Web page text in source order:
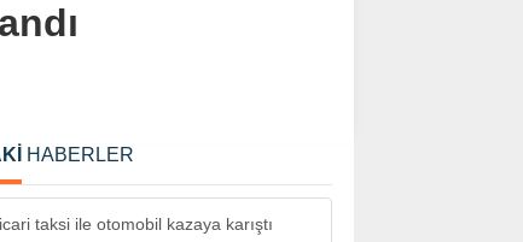
HABERLER
taksi ile otomobil kazaya karıştı